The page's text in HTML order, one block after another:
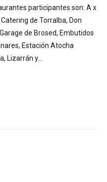
participantes son: A x
de Torralba, Don
de Brosed, Embutidos
Estación Atocha
Lizarrán y...